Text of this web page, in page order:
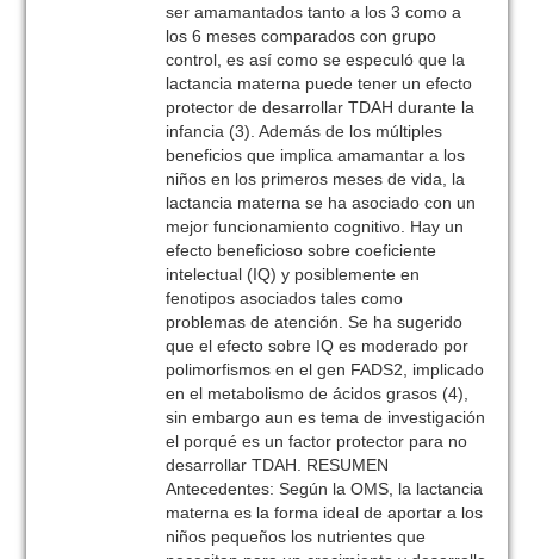
ser amamantados tanto a los 3 como a
los 6 meses comparados con grupo
control, es así como se especuló que la
lactancia materna puede tener un efecto
protector de desarrollar TDAH durante la
infancia (3). Además de los múltiples
beneficios que implica amamantar a los
niños en los primeros meses de vida, la
lactancia materna se ha asociado con un
mejor funcionamiento cognitivo. Hay un
efecto beneficioso sobre coeficiente
intelectual (IQ) y posiblemente en
fenotipos asociados tales como
problemas de atención. Se ha sugerido
que el efecto sobre IQ es moderado por
polimorfismos en el gen FADS2, implicado
en el metabolismo de ácidos grasos (4),
sin embargo aun es tema de investigación
el porqué es un factor protector para no
desarrollar TDAH. RESUMEN
Antecedentes: Según la OMS, la lactancia
materna es la forma ideal de aportar a los
niños pequeños los nutrientes que